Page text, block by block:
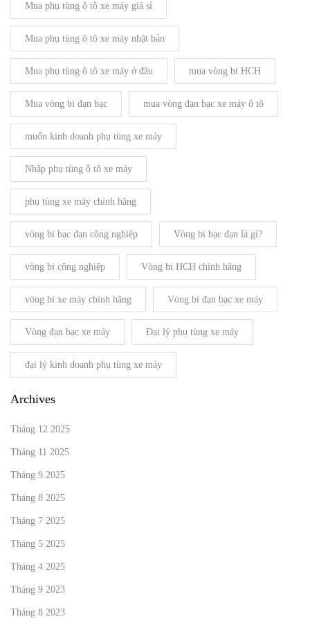
Mua phụ tùng ô tô xe máy giá sỉ
Mua phụ tùng ô tô xe máy nhật bản
Mua phụ tùng ô tô xe máy ở đâu mua vòng bi HCH
Mua vòng bi đạn bạc mua vòng đạn bạc xe máy ô tô
muốn kinh doanh phụ tùng xe máy
Nhập phụ tùng ô tô xe máy
phụ tùng xe máy chính hãng
vòng bi bạc đạn công nghiệp Vòng bi bạc đạn là gì?
vòng bi công nghiệp Vòng bi HCH chính hãng
vòng bi xe máy chính hãng Vòng bi đạn bạc xe máy
Vòng đạn bạc xe máy Đại lý phụ tùng xe máy
đại lý kinh doanh phụ tùng xe máy
Archives
Tháng 12 2025
Tháng 11 2025
Tháng 9 2025
Tháng 8 2025
Tháng 7 2025
Tháng 5 2025
Tháng 4 2025
Tháng 9 2023
Tháng 8 2023